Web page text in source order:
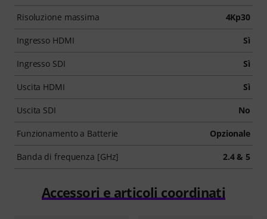
Risoluzione massima 4Kp30
Ingresso HDMI Sì
Ingresso SDI Sì
Uscita HDMI Sì
Uscita SDI No
Funzionamento a Batterie Opzionale
Banda di frequenza [GHz] 2.4 & 5
Accessori e articoli coordinati